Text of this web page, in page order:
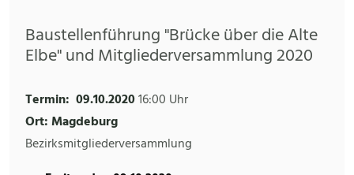
Baustellenführung "Brücke über die Alte
Elbe" und Mitgliederversammlung 2020
Termin: 09.10.202016:00 Uhr
Ort: Magdeburg
Bezirksmitgliederversammlung